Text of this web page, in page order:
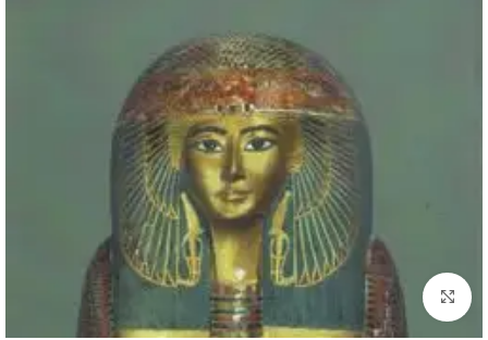
Click to enlarge